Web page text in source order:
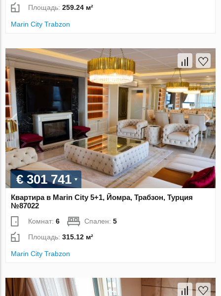
Площадь:259.24 м²
Marin City Trabzon
€ 301 741
Квартира в Marin City 5+1, Йомра, Трабзон, Турция
№87022
Комнат:6 Спален:5
Площадь:315.12 м²
Marin City Trabzon